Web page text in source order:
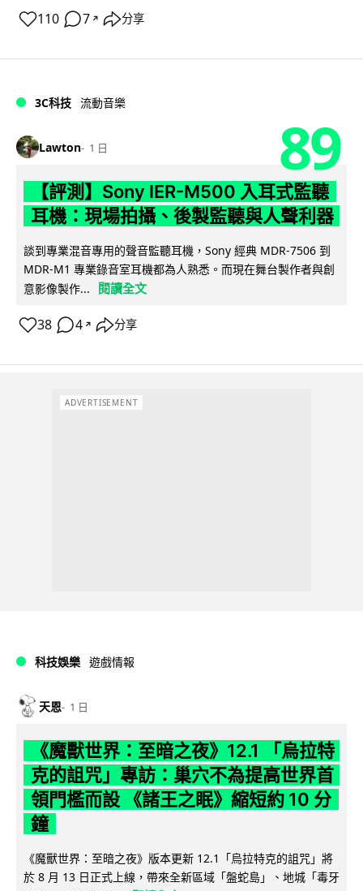
110 7 ↗ 分享
3C科技 流動音樂
Lawton 1 日 89
【評測】Sony IER-M500 入耳式監聽
耳機：現場拍攝、後製監聽與人聲利器
談到專業混音專用的聲音監聽耳機，Sony 經典 MDR-7506 到
MDR-M1 專業錄音室耳機都為人熟悉。而現在舞台製作者與創
意影像製作...
閱讀全文
38 4 ↗ 分享
ADVERTISEMENT
科技娛樂 遊戲情報
天恩 1 日
《魔獸世界：至暗之夜》12.1 「烏拉特
克的詛咒」專訪：巢穴不為提高世界首
領門檻而設 《諸王之眠》縮短約 10 分
鐘
《魔獸世界：至暗之夜》版本更新 12.1「烏拉特克的詛咒」將
於 8 月 13 日正式上線，帶來全新區域「盤蛇島」、地城「毒牙